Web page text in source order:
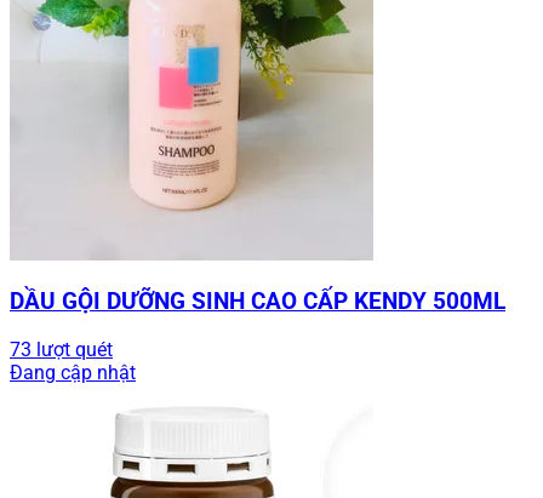
DẦU GỘI DƯỠNG SINH CAO CẤP KENDY 500ML
73 lượt quét
Đang cập nhật